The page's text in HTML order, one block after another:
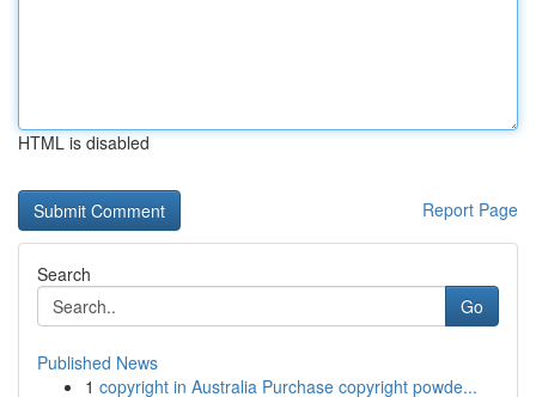
HTML is disabled
Report Page
Search
Go
Published News
1 copyright in Australia Purchase copyright powde...